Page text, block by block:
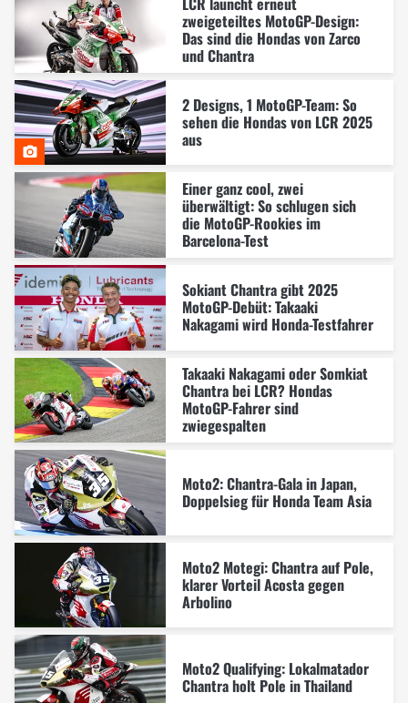
zweigeteiltes MotoGP-Design:
Das sind die Hondas von Zarco
und Chantra
2 Designs, 1 MotoGP-Team: So
sehen die Hondas von LCR 2025
aus
Einer ganz cool, zwei
überwältigt: So schlugen sich
die MotoGP-Rookies im
Barcelona-Test
Sokiant Chantra gibt 2025
MotoGP-Debüt: Takaaki
Nakagami wird Honda-Testfahrer
Takaaki Nakagami oder Somkiat
Chantra bei LCR? Hondas
MotoGP-Fahrer sind
zwiegespalten
Moto2: Chantra-Gala in Japan,
Doppelsieg für Honda Team Asia
Moto2 Motegi: Chantra auf Pole,
klarer Vorteil Acosta gegen
Arbolino
Moto2 Qualifying: Lokalmatador
Chantra holt Pole in Thailand